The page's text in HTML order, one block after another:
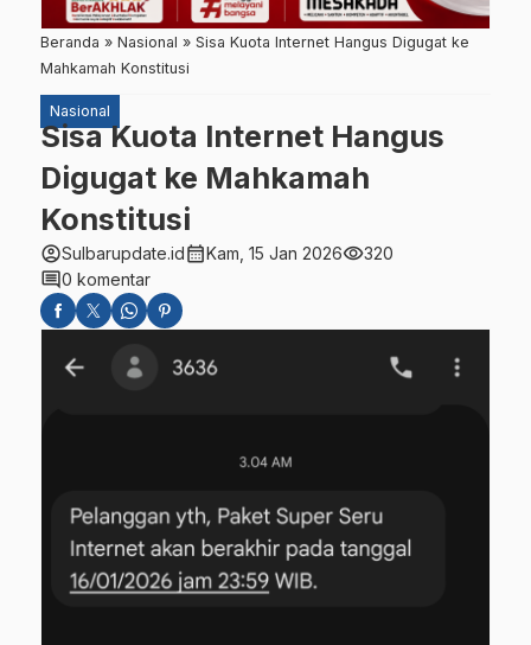
Beranda » Nasional » Sisa Kuota Internet Hangus Digugat ke
Mahkamah Konstitusi
Nasional
Sisa Kuota Internet Hangus
Digugat ke Mahkamah
Konstitusi
account_circleSulbarupdate.idcalendar_monthKam, 15 Jan 2026visibility320
comment0 komentar